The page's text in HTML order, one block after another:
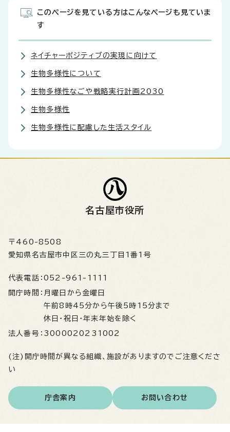
このページを見ている方はこんなページも見ていま
す
ネイチャーポジティブの実現に向けて
生物多様性について
生物多様性なごや戦略実行計画2030
生物多様性
生物多様性に配慮した生活スタイル
名古屋市役所
〒460-8508
愛知県名古屋市中区三の丸三丁目1番1号
代表電話： 052-961-1111
開庁時間： 月曜日から金曜日
午前8時45分から午後5時15分まで
休日・祝日・年末年始を除く
法人番号： 3000020231002
(注)開庁時間が異なる組織、施設がありますのでご注意くださ
い
庁舎案内 お問い合わせ